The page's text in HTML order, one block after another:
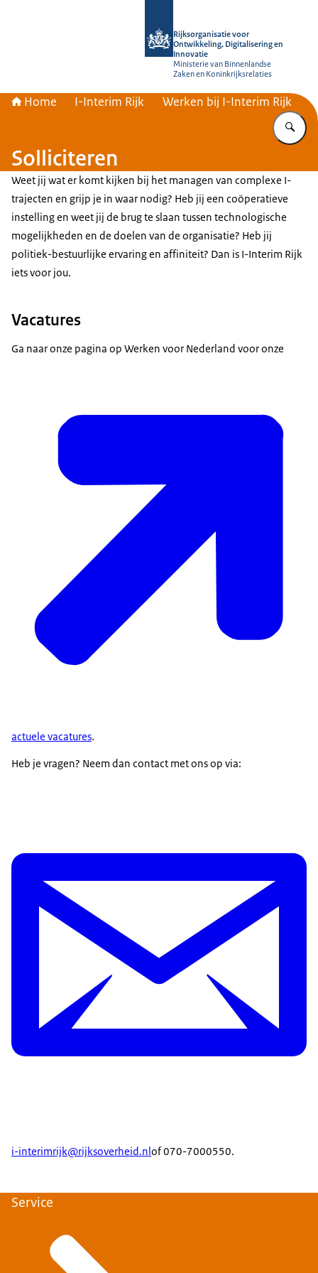
Rijksorganisatie voor
Ontwikkeling, Digitalisering en
Innovatie
Ministerie van Binnenlandse
Zaken en Koninkrijksrelaties
Home I-Interim Rijk Werken bij I-Interim Rijk
Solliciteren
Weet jij wat er komt kijken bij het managen van complexe I-
trajecten en grijp je in waar nodig? Heb jij een coöperatieve
instelling en weet jij de brug te slaan tussen technologische
mogelijkheden en de doelen van de organisatie? Heb jij
politiek-bestuurlijke ervaring en affiniteit? Dan is I-Interim Rijk
iets voor jou.
Vacatures
Ga naar onze pagina op Werken voor Nederland voor onze
actuele vacatures.
Heb je vragen? Neem dan contact met ons op via:
i-interimrijk@rijksoverheid.nl of 070-7000550.
Service